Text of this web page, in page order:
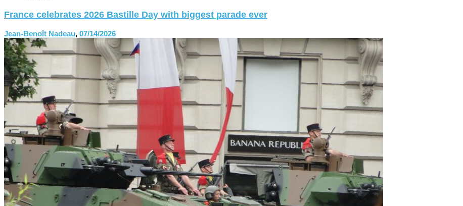
France celebrates 2026 Bastille Day with biggest parade ever
Jean-Benoît Nadeau, 07/14/2026